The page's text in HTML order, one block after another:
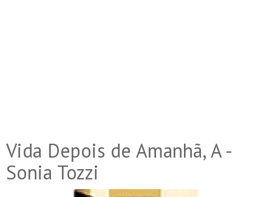
Vida Depois de Amanhã, A -
Sonia Tozzi